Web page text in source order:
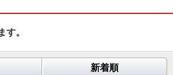
す。
新着順